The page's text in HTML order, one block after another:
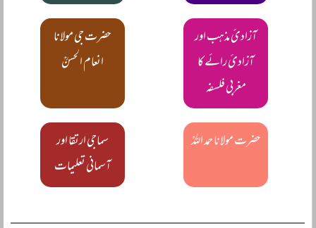
آزادئ مذہب اور
آزادئ رائے کا
مغربی فلسفہ
حضرت جی مولانا
انعام الحسنؒ
حضرت مولانا حمد اللہؒ
سماجی ارتقا اور
آسمانی تعلیمات